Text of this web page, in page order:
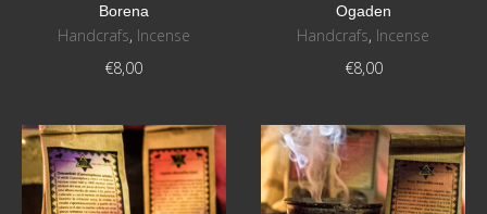
Borena
Handcrafs, Incense
€8,00
Ogaden
Handcrafs, Incense
€8,00